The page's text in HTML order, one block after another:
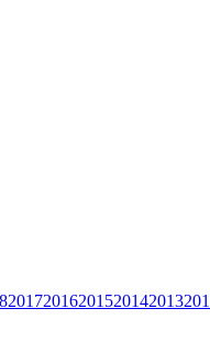
20172016201520142013